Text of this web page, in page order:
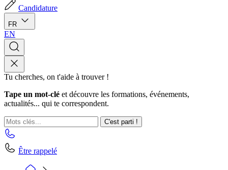
Candidature
FR
EN
Tu cherches, on t'aide à trouver !
Tape un mot-clé et découvre les formations, événements,
actualités... qui te correspondent.
C'est parti !
Être rappelé